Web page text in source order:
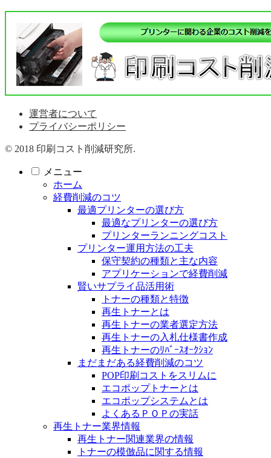
運営者について
プライバシーポリシー
© 2018 印刷コスト削減研究所.
メニュー
ホーム
経費削減のコツ
最適プリンターの選び方
最適なプリンターの選び方
プリンターランニングコスト
プリンター運用方法の工夫
保守契約の種類と主な内容
アプリケーションで経費削減
賢いサプライ品活用術
トナーの種類と特徴
再生トナーとは
再生トナーの業者選定方法
再生トナーの入札仕様書作成
再生トナーのﾘﾊﾞｰｽｵｰｸｼｮﾝ
まだまだある経費削減のコツ
POP印刷コストをスリムに
エコポップトナーとは
エコポップシステムとは
よくあるＰＯＰの実話
再生トナー業界情報
再生トナー関連業界の情報
トナーの模倣品に関する情報